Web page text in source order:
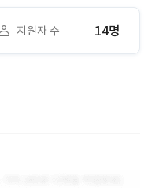
지원자 수 14명